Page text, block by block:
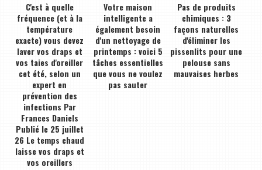
C'est à quelle
fréquence (et à la
température
exacte) vous devez
laver vos draps et
vos taies d'oreiller
cet été, selon un
expert en
prévention des
infections Par
Frances Daniels
Publié le 25 juillet
26 Le temps chaud
laisse vos draps et
vos oreillers
Votre maison
intelligente a
également besoin
d'un nettoyage de
printemps : voici 5
tâches essentielles
que vous ne voulez
pas sauter
Pas de produits
chimiques : 3
façons naturelles
d'éliminer les
pissenlits pour une
pelouse sans
mauvaises herbes